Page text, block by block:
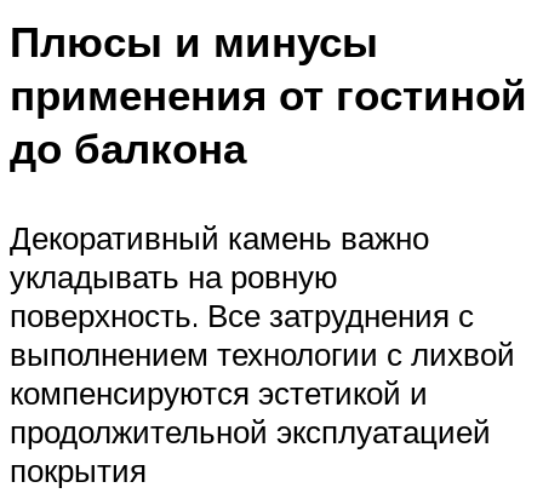
Плюсы и минусы
применения от гостиной
до балкона
Декоративный камень важно
укладывать на ровную
поверхность. Все затруднения с
выполнением технологии с лихвой
компенсируются эстетикой и
продолжительной эксплуатацией
покрытия